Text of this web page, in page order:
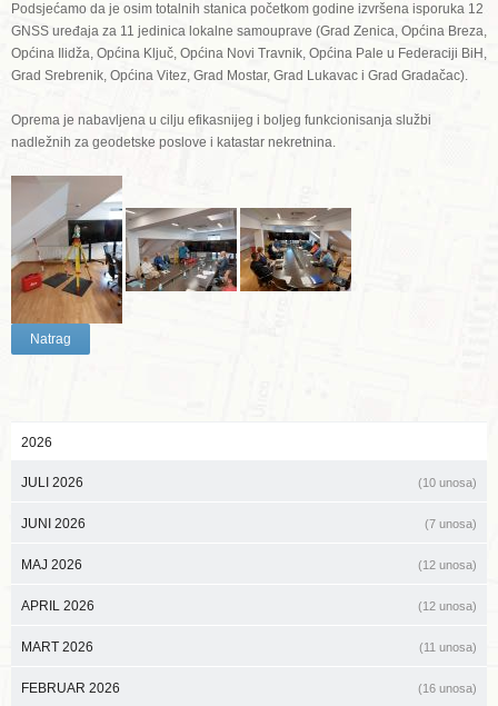
Podsjećamo da je osim totalnih stanica početkom godine izvršena isporuka 12
GNSS uređaja za 11 jedinica lokalne samouprave (Grad Zenica, Općina Breza,
Općina Ilidža, Općina Ključ, Općina Novi Travnik, Općina Pale u Federaciji BiH,
Grad Srebrenik, Općina Vitez, Grad Mostar, Grad Lukavac i Grad Gradačac).
Oprema je nabavljena u cilju efikasnijeg i boljeg funkcionisanja službi
nadležnih za geodetske poslove i katastar nekretnina.
Natrag
2026
JULI 2026 (10 unosa)
JUNI 2026 (7 unosa)
MAJ 2026 (12 unosa)
APRIL 2026 (12 unosa)
MART 2026 (11 unosa)
FEBRUAR 2026 (16 unosa)